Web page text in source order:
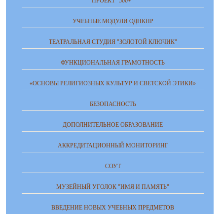
УЧЕБНЫЕ МОДУЛИ ОДНКНР
ТЕАТРАЛЬНАЯ СТУДИЯ "ЗОЛОТОЙ КЛЮЧИК"
ФУНКЦИОНАЛЬНАЯ ГРАМОТНОСТЬ
«ОСНОВЫ РЕЛИГИОЗНЫХ КУЛЬТУР И СВЕТСКОЙ ЭТИКИ»
БЕЗОПАСНОСТЬ
ДОПОЛНИТЕЛЬНОЕ ОБРАЗОВАНИЕ
АККРЕДИТАЦИОННЫЙ МОНИТОРИНГ
СОУТ
МУЗЕЙНЫЙ УГОЛОК "ИМЯ И ПАМЯТЬ"
ВВЕДЕНИЕ НОВЫХ УЧЕБНЫХ ПРЕДМЕТОВ